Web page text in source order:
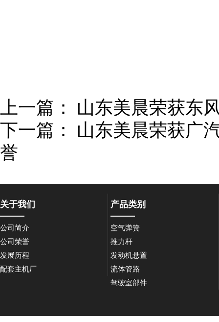
上一篇： 山东美晨荣获东
下一篇： 山东美晨荣获广
誉
关于我们
公司简介
公司荣誉
发展历程
配套主机厂
产品类别
空气弹簧
推力杆
发动机悬置
流体管路
驾驶室部件